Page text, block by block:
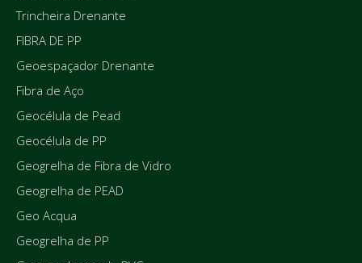
Trincheira Drenante
FIBRA DE PP
Geoespaçador Drenante
Fibra de Aço
Geocélula de Pead
Geocélula de PP
Geogrelha de Fibra de Vidro
Geogrelha de PEAD
Geo Acqua
Geogrelha de PP